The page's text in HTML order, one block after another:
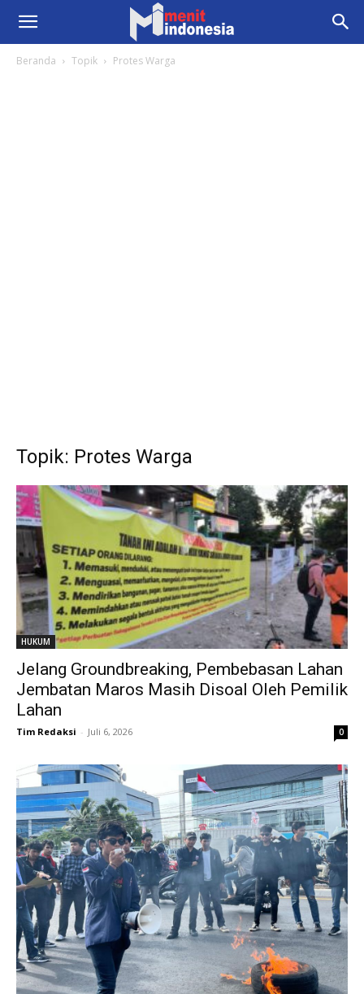
Beranda Topik Protes Warga
Topik: Protes Warga
HUKUM
Jelang Groundbreaking, Pembebasan Lahan
Jembatan Maros Masih Disoal Oleh Pemilik
Lahan
Tim Redaksi - Juli 6, 2026 0